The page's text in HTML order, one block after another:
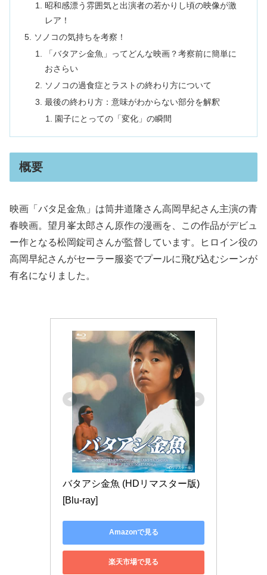
昭和感漂う雰囲気と出演者の若かりし頃の映像が激
レア！
ソノコの気持ちを考察！
「バタアシ金魚」ってどんな映画？考察前に簡単に
おさらい
ソノコの過食症とラストの終わり方について
最後の終わり方：意味がわからない部分を解釈
園子にとっての「変化」の瞬間
概要
映画「バタ足金魚」は筒井道隆さん高岡早紀さん主演の青
春映画。望月峯太郎さん原作の漫画を、この作品がデビュ
ー作となる松岡錠司さんが監督しています。ヒロイン役の
高岡早紀さんがセーラー服姿でプールに飛び込むシーンが
有名になりました。
バタアシ金魚 (HDリマスター版)
[Blu-ray]
Amazonで見る
楽天市場で見る